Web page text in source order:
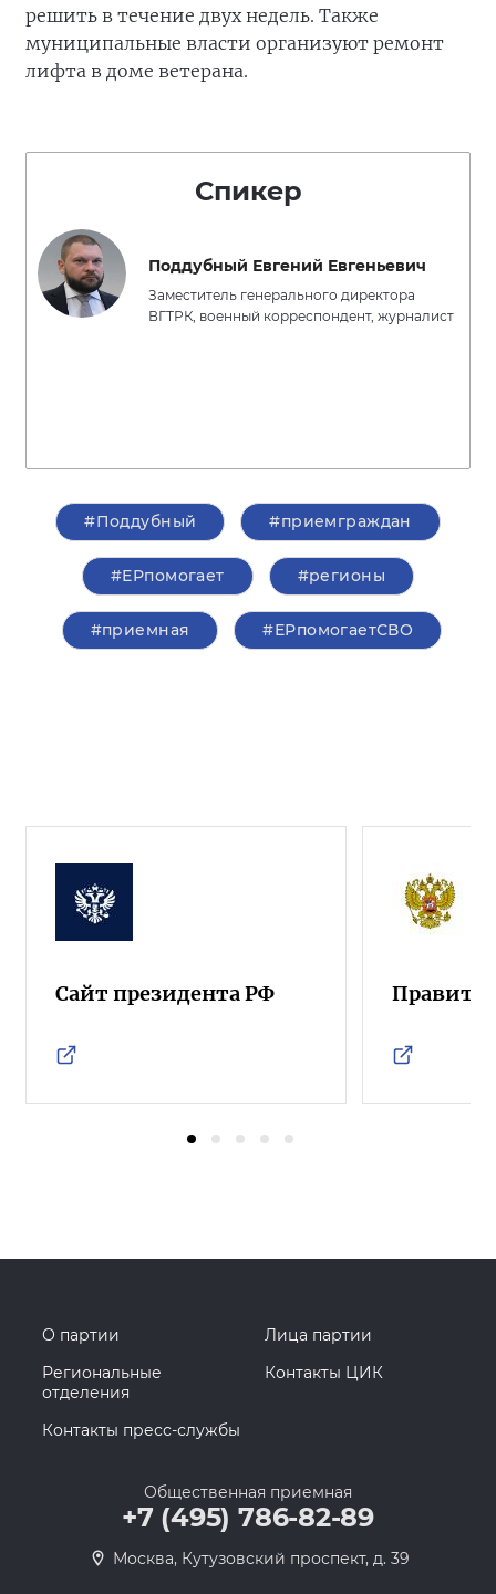
решить в течение двух недель. Также
муниципальные власти организуют ремонт
лифта в доме ветерана.
Спикер
Поддубный Евгений Евгеньевич
Заместитель генерального директора
ВГТРК, военный корреспондент, журналист
#Поддубный #приемграждан
#ЕРпомогает #регионы
#приемная #ЕРпомогаетСВО
Сайт президента РФ
О партии
Лица партии
Региональные
отделения
Контакты ЦИК
Контакты пресс-службы
Общественная приемная
+7 (495) 786-82-89
Москва, Кутузовский проспект, д. 39